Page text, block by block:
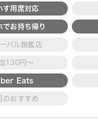
す用席対応
でお持ち帰り
バル旗艦店
皿130円～
Eats
のおすすめ